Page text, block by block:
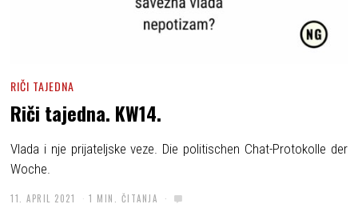
RIČI TAJEDNA
Riči tajedna. KW14.
Vlada i nje prijateljske veze. Die politischen Chat-Protokolle der
Woche.
11. APRIL 2021 1 MIN. ČITANJA